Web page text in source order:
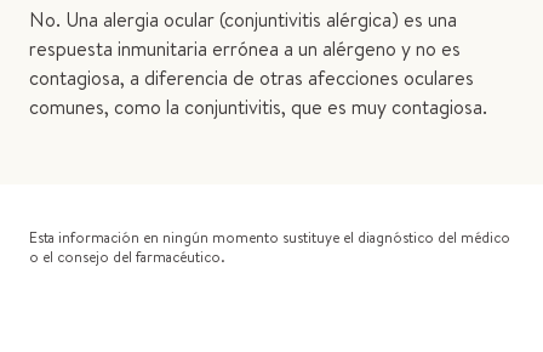
No. Una alergia ocular (conjuntivitis alérgica) es una
respuesta inmunitaria errónea a un alérgeno y no es
contagiosa, a diferencia de otras afecciones oculares
comunes, como la conjuntivitis, que es muy contagiosa.
Esta información en ningún momento sustituye el diagnóstico del médico
o el consejo del farmacéutico.